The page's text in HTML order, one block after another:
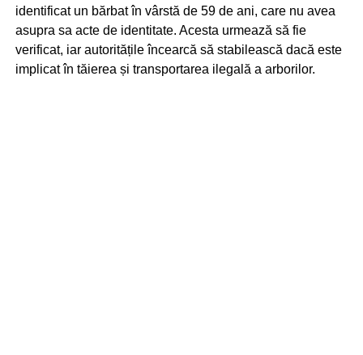
identificat un bărbat în vârstă de 59 de ani, care nu avea
asupra sa acte de identitate. Acesta urmează să fie
verificat, iar autoritățile încearcă să stabilească dacă este
implicat în tăierea și transportarea ilegală a arborilor.